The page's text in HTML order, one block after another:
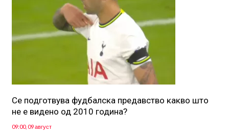
Се подготвува фудбалска предавство какво што
не е видено од 2010 година?
09:00, 09 август